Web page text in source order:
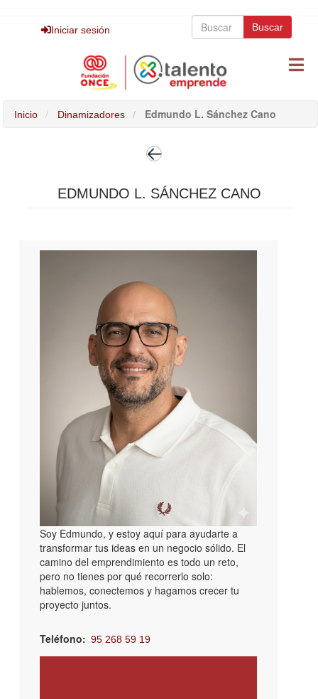
Buscar BuscarBuscar
Iniciar sesión
Inicio Dinamizadores Edmundo L. Sánchez Cano
EDMUNDO L. SÁNCHEZ CANO
Soy Edmundo, y estoy aquí para ayudarte a
transformar tus ideas en un negocio sólido. El
camino del emprendimiento es todo un reto,
pero no tienes por qué recorrerlo solo:
hablemos, conectemos y hagamos crecer tu
proyecto juntos.
Teléfono 95 268 59 19